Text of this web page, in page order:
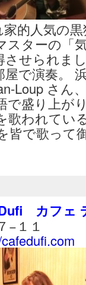
的人気の
スターの「
せられま
で演奏。
Loup さん
で盛り上が
歌われてい
皆で歌って
カフェ
−１１